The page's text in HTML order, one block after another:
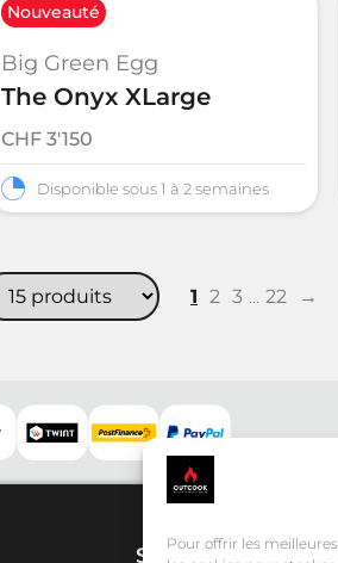
Pour offrir les
Nouveauté
Big Green Egg
The Onyx XLarge
CHF3'150
Disponible sous 1 à 2 semaines
1 2 3 22 →
Showrooms